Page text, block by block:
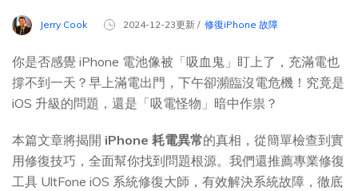
Jerry Cook 2024-12-23更新 / 修復iPhone 故障
你是否感覺 iPhone 電池像被「吸血鬼」盯上了，充滿電也
撐不到一天？早上滿電出門，下午卻瀕臨沒電危機！究竟是
iOS 升級的問題，還是「吸電怪物」暗中作祟？
本篇文章將揭開 iPhone 耗電異常的真相，從簡單檢查到實
用修復技巧，全面幫你找到問題根源。我們還推薦專業修復
工具 UltFone iOS 系統修復大師，有效解決系統故障，徹底